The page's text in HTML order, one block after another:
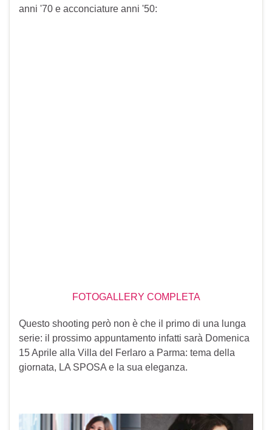
anni '70 e acconciature anni '50:
FOTOGALLERY COMPLETA
Questo shooting però non è che il primo di una lunga
serie: il prossimo appuntamento infatti sarà Domenica
15 Aprile alla Villa del Ferlaro a Parma: tema della
giornata, LA SPOSA e la sua eleganza.